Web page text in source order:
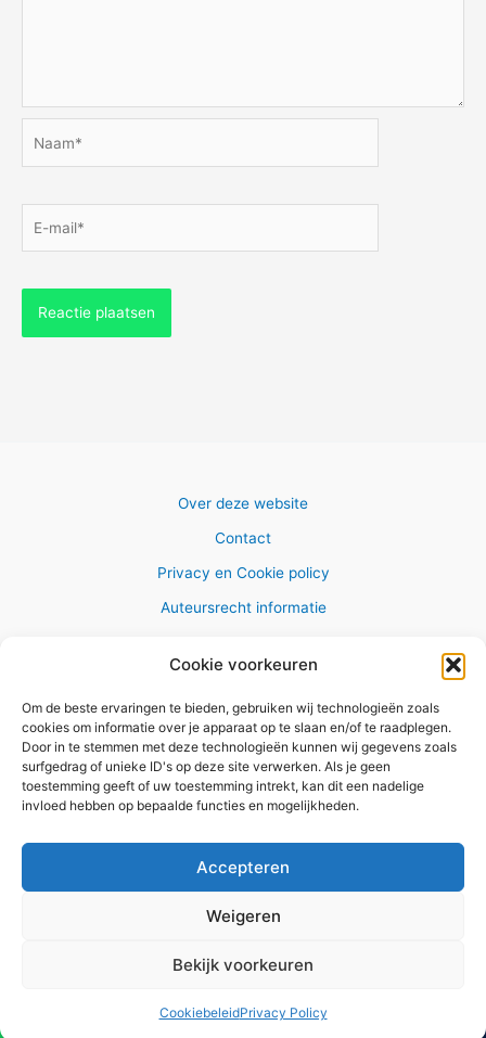
Cookie voorkeuren
Om de beste ervaringen te bieden, gebruiken wij technologieën zoals
cookies om informatie over je apparaat op te slaan en/of te raadplegen.
Door in te stemmen met deze technologieën kunnen wij gegevens zoals
surfgedrag of unieke ID's op deze site verwerken. Als je geen
toestemming geeft of uw toestemming intrekt, kan dit een nadelige
invloed hebben op bepaalde functies en mogelijkheden.
Accepteren
Weigeren
Bekijk voorkeuren
CookiebeleidPrivacy Policy
mail*
Over deze website
Contact
Privacy en Cookie policy
Auteursrecht informatie
Copyright © 2026 AlleWandelRoutes.nl
Vul hier je e-mail adres in om het
GRATIS wandelboekje te
ontvangen
Versturen